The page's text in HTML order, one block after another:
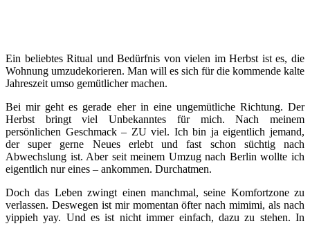
Ein beliebtes Ritual und Bedürfnis von vielen im Herbst ist es, die
Wohnung umzudekorieren. Man will es sich für die kommende kalte
Jahreszeit umso gemütlicher machen.
Bei mir geht es gerade eher in eine ungemütliche Richtung. Der
Herbst bringt viel Unbekanntes für mich. Nach meinem
persönlichen Geschmack – ZU viel. Ich bin ja eigentlich jemand,
der super gerne Neues erlebt und fast schon süchtig nach
Abwechslung ist. Aber seit meinem Umzug nach Berlin wollte ich
eigentlich nur eines – ankommen. Durchatmen.
Doch das Leben zwingt einen manchmal, seine Komfortzone zu
verlassen. Deswegen ist mir momentan öfter nach mimimi, als nach
yippieh yay. Und es ist nicht immer einfach, dazu zu stehen. In